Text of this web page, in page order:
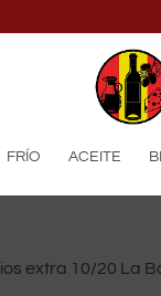
FRÍO ACEITE
extra 10/20 La